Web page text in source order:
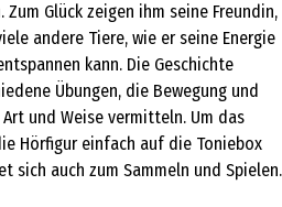
Glück zeigen ihm seine Freundin,
andere Tiere, wie er seine Energie
kann. Die Geschichte
Übungen, die Bewegung und
und Weise vermitteln. Um das
Hörfigur einfach auf die Toniebox
sich auch zum Sammeln und Spielen.